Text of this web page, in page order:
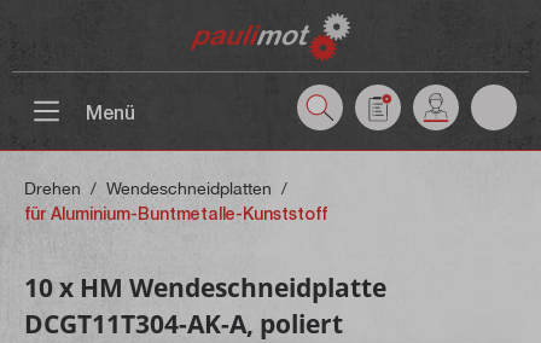
Menü
Drehen / Wendeschneidplatten /
für Aluminium-Buntmetalle-Kunststoff
10 x HM Wendeschneidplatte
DCGT11T304-AK-A, poliert